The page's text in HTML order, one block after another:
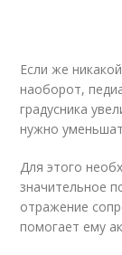
Если же
наоборот,
градусника
нужно
Для этого
значительное
отражение
помогает ему